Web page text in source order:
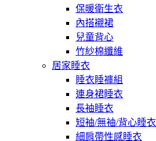
保暖衛生衣
內搭襯裙
兒童背心
竹紗棉纖維
居家睡衣
睡衣睡褲組
連身裙睡衣
長袖睡衣
短袖/無袖/背心睡衣
細肩帶性感睡衣